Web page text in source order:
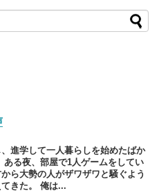
進学して一人暮らしを始めたばか
ある夜、部屋で1人ゲームをしてい
ら大勢の人がザワザワと騒ぐよう
きた。 俺は...